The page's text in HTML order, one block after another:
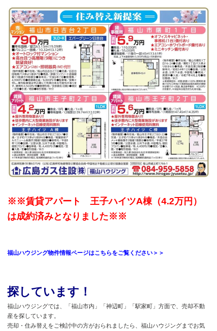
※※賃貸アパート 王子ハイツA棟（4.2万円）
は成約済みとなりました※※
福山ハウジング物件情報ページはこちらをご覧ください＞＞
探しています！
福山ハウジングでは、「福山市内」「神辺町」「駅家町」方面で、売却不動
産を探しています。
売却・住み替えをご検討中の方がおられましたら、福山ハウジングまでお気